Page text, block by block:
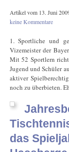
Artikel vom 13. Juni
keine Kommentare
1. Sportliche und
Vizemeister der
Mit 52 Sportlern
Jugend und Schüler
aktiver
noch zu überbieten.
das